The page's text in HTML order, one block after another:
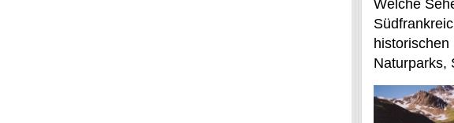
Welche
Naturparks,